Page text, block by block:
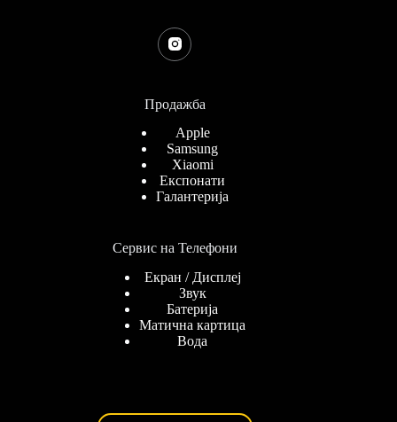
Продажба
Apple
Samsung
Xiaomi
Експонати
Галантерија
Сервис на Телефони
Екран / Дисплеј
Звук
Батерија
Матична картица
Вода